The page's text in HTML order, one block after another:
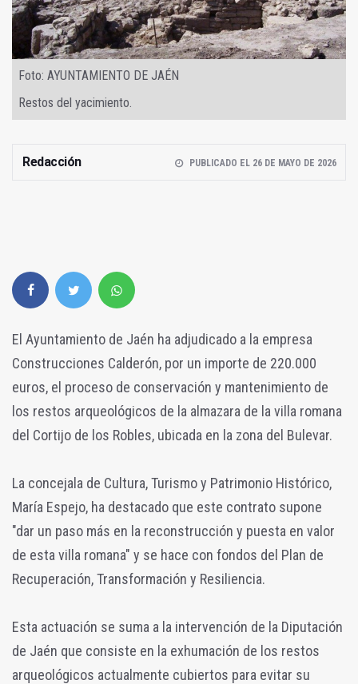
Foto: AYUNTAMIENTO DE JAÉN
Restos del yacimiento.
Redacción PUBLICADO EL 26 DE MAYO DE 2026
El Ayuntamiento de Jaén ha adjudicado a la empresa
Construcciones Calderón, por un importe de 220.000
euros, el proceso de conservación y mantenimiento de
los restos arqueológicos de la almazara de la villa romana
del Cortijo de los Robles, ubicada en la zona del Bulevar.
La concejala de Cultura, Turismo y Patrimonio Histórico,
María Espejo, ha destacado que este contrato supone
"dar un paso más en la reconstrucción y puesta en valor
de esta villa romana" y se hace con fondos del Plan de
Recuperación, Transformación y Resiliencia.
Esta actuación se suma a la intervención de la Diputación
de Jaén que consiste en la exhumación de los restos
arqueológicos actualmente cubiertos para evitar su